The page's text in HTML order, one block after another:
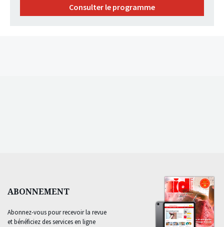
Consulter le programme
ABONNEMENT
Abonnez-vous pour recevoir la revue
et bénéficiez des services en ligne